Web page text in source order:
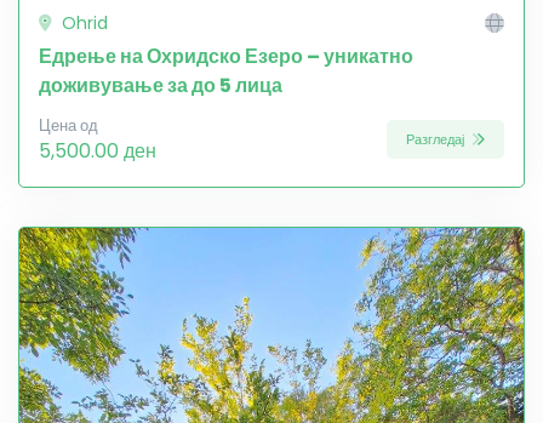
Ohrid
Едрење на Охридско Езеро – уникатно
доживување за до 5 лица
Цена од
5,500.00 ден Разгледај